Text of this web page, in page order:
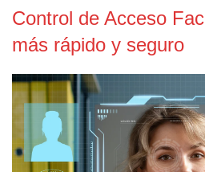
Control de Acceso
más rápido y seguro